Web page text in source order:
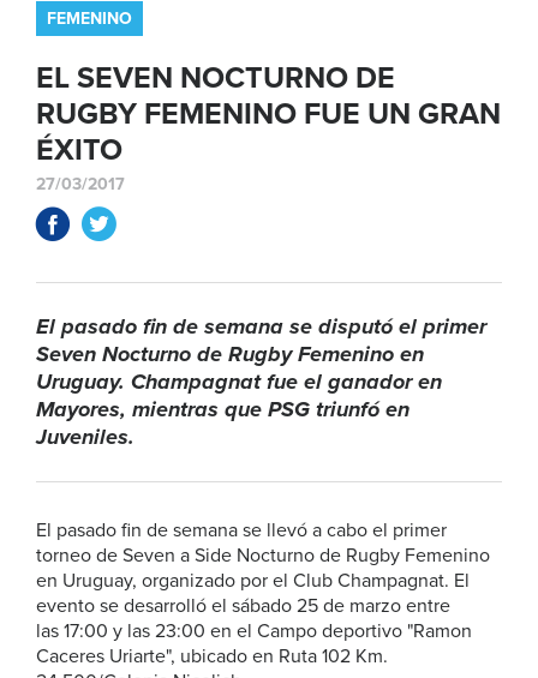
FEMENINO
EL SEVEN NOCTURNO DE
RUGBY FEMENINO FUE UN GRAN
ÉXITO
27/03/2017
El pasado fin de semana se disputó el primer
Seven Nocturno de Rugby Femenino en
Uruguay. Champagnat fue el ganador en
Mayores, mientras que PSG triunfó en
Juveniles.
El pasado fin de semana se llevó a cabo el primer
torneo de Seven a Side Nocturno de Rugby Femenino
en Uruguay, organizado por el Club Champagnat. El
evento se desarrolló el sábado 25 de marzo entre
las 17:00 y las 23:00 en el Campo deportivo "Ramon
Caceres Uriarte", ubicado en Ruta 102 Km.